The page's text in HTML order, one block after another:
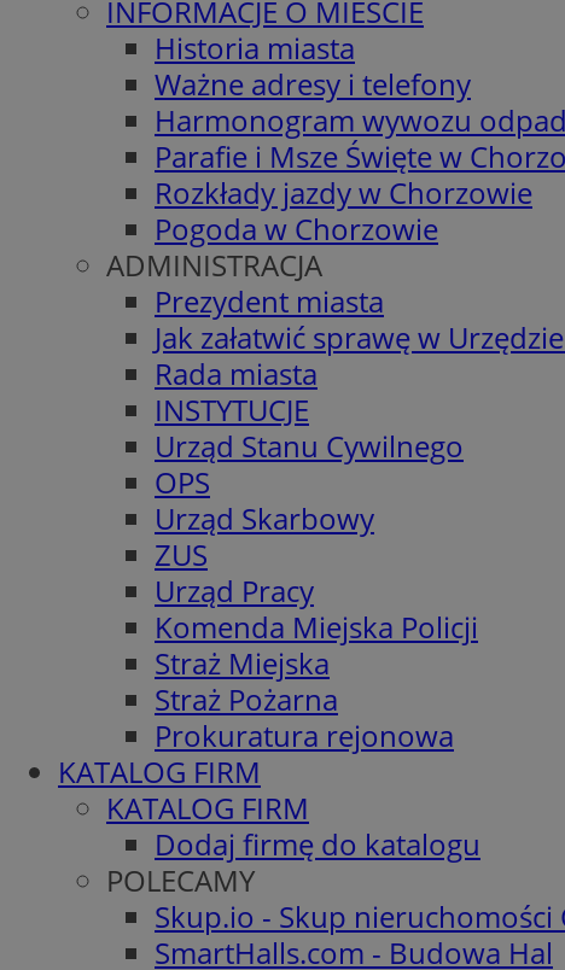
INFORMACJE O MIEŚCIE
Historia miasta
Ważne adresy i telefony
Harmonogram wywozu
Parafie i Msze Święte w
Rozkłady jazdy w Chorzowie
Pogoda w Chorzowie
ADMINISTRACJA
Prezydent miasta
Jak załatwić sprawę w
Rada miasta
INSTYTUCJE
Urząd Stanu Cywilnego
OPS
Urząd Skarbowy
ZUS
Urząd Pracy
Komenda Miejska Policji
Straż Miejska
Straż Pożarna
Prokuratura rejonowa
KATALOG FIRM
KATALOG FIRM
Dodaj firmę do katalogu
POLECAMY
Skup.io - Skup nieruchomości
SmartHalls.com - Budowa Hal